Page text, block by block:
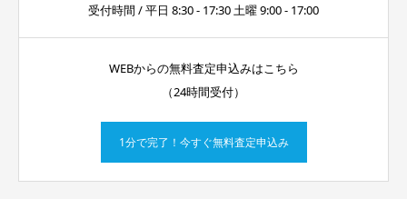
受付時間 / 平日 8:30 - 17:30 土曜 9:00 - 17:00
WEBからの無料査定申込みはこちら
（24時間受付）
1分で完了！今すぐ無料査定申込み